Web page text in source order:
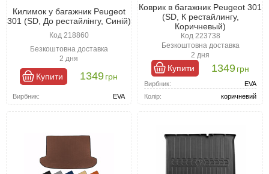
Килимок у багажник Peugeot
301 (SD, До рестайлінгу, Синій)
Код 218860
Безкоштовна доставка
2 дня
Купити 1349грн
Вирбник: EVA
Коврик в багажник Peugeot 301
(SD, К рестайлингу,
Коричневый)
Код 223738
Безкоштовна доставка
2 дня
Купити 1349грн
Вирбник:
EVA
Колір:
коричневий